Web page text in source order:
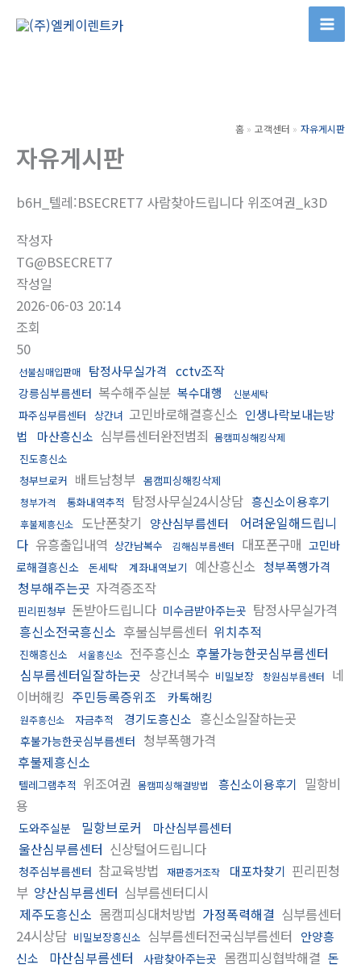
홈 고객센터 자유게시판
자유게시판
b6H_텔레:BSECRET7 사람찾아드립니다 위조여권_k3D
작성자
TG@BSECRET7
작성일
2026-06-03 20:14
조회
50
선불심매입판매 탐정사무실가격 cctv조작
강릉심부름센터 복수해주실분 복수대행 신분세탁
파주심부름센터 상간녀 고민바로해결흥신소 인생나락보내는방
법
마산흥신소 심부름센터완전범죄 몸캠피싱해킹삭제
진도흥신소
청부브로커 배트남청부 몸캠피싱해킹삭제
청부가격 통화내역추적 탐정사무실24시상담 흥신소이용후기
후불제흥신소 도난폰찾기 양산심부름센터
어려운일해드립니
다 유흥출입내역 상간남복수 김해심부름센터 대포폰구매 고민바
로해결흥신소
돈세탁 계좌내역보기 예산흥신소 청부폭행가격
청부해주는곳 자격증조작
핀리핀청부 돈받아드립니다 미수금받아주는곳 탐정사무실가격
흥신소전국흥신소 후불심부름센터 위치추적
진해흥신소 서울흥신소 전주흥신소 후불가능한곳심부름센터
심부름센터일잘하는곳 상간녀복수 비밀보장 창원심부름센터
네
이버해킹 주민등록증위조 카톡해킹
원주흥신소 자금추적 경기도흥신소 흥신소일잘하는곳
후불가능한곳심부름센터 청부폭행가격
후불제흥신소
텔레그램추적 위조여권 몸캠피싱해결방법 흥신소이용후기
밀항비
용
도와주실분 밀항브로커 마산심부름센터
울산심부름센터 신상털어드립니다
청주심부름센터 참교육방법 재판증거조작 대포차찾기 핀리핀청
부 양산심부름센터 심부름센터디시
제주도흥신소 몸캠피싱대처방법 가정폭력해결 심부름센터
24시상담 비밀보장흥신소 심부름센터전국심부름센터
안양흥
신소
마산심부름센터 사람찾아주는곳 몸캠피싱협박해결 돈